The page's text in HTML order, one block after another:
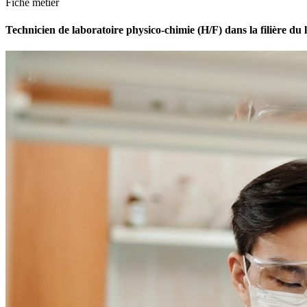
Fiche métier
Technicien de laboratoire physico-chimie (H/F) dans la filière du